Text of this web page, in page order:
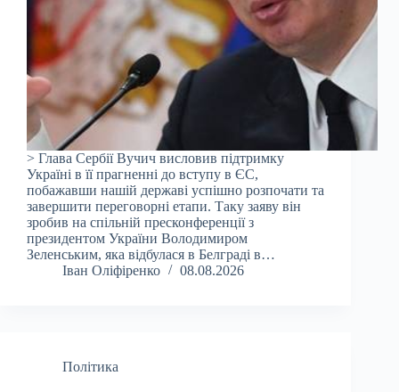
> Глава Сербії Вучич висловив підтримку
Україні в її прагненні до вступу в ЄС,
побажавши нашій державі успішно розпочати та
завершити переговорні етапи. Таку заяву він
зробив на спільній пресконференції з
президентом України Володимиром
Зеленським, яка відбулася в Белграді в…
Іван Оліфіренко
08.08.2026
Політика